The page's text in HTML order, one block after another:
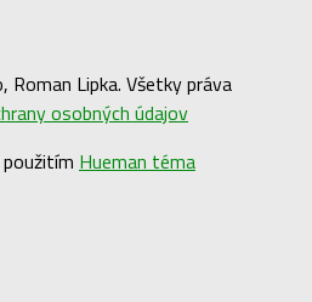
Lipka. Všetky práva
osobných údajov
Hueman téma